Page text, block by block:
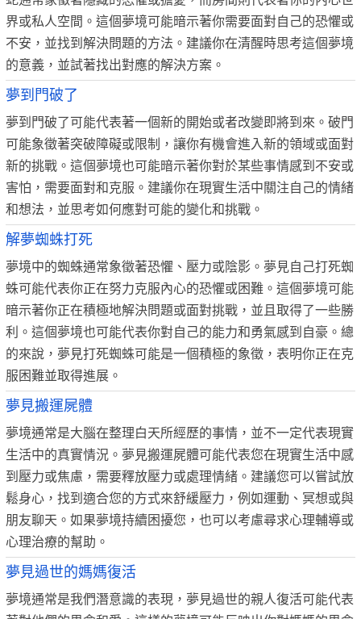
界或私人空間。這個夢境可能暗示著你需要面對自己的恐懼或
不安，並找到解決問題的方法。建議你在清醒時思考這個夢境
的意義，並試著找出對應的解決方案。
夢到門破了
夢到門破了可能代表著一個新的開始或者改變即將到來。破門
可能象徵著突破障礙或限制，讓你有機會進入新的領域或面對
新的挑戰。這個夢境也可能暗示著你對於某些事情感到不安或
害怕，需要面對和克服。建議你在現實生活中關注自己的情緒
和想法，並思考如何應對可能的變化和挑戰。
解夢蜘蛛打死
夢境中的蜘蛛通常象徵著恐懼、壓力或陰影。夢見自己打死蜘
蛛可能代表你正在努力克服內心的恐懼或困難。這個夢境可能
暗示著你正在積極地解決問題或面對挑戰，並且取得了一些勝
利。這個夢境也可能代表你對自己的能力和勇氣感到自豪。總
的來說，夢見打死蜘蛛可能是一個積極的象徵，表明你正在克
服困難並取得進展。
夢見搬運屍體
夢境通常是大腦在整理白天所經歷的事情，並不一定代表現實
生活中的真實情況。夢見搬運屍體可能代表您在現實生活中感
到壓力或焦慮，需要釋放壓力或處理情緒。建議您可以嘗試放
鬆身心，找到適合您的方式來舒緩壓力，例如運動、冥想或與
朋友聊天。如果夢境持續困擾您，也可以考慮尋求心理輔導或
心理治療的幫助。
夢見過世的媽媽復活
夢境通常是我們潛意識的表現，夢見過世的親人復活可能代表